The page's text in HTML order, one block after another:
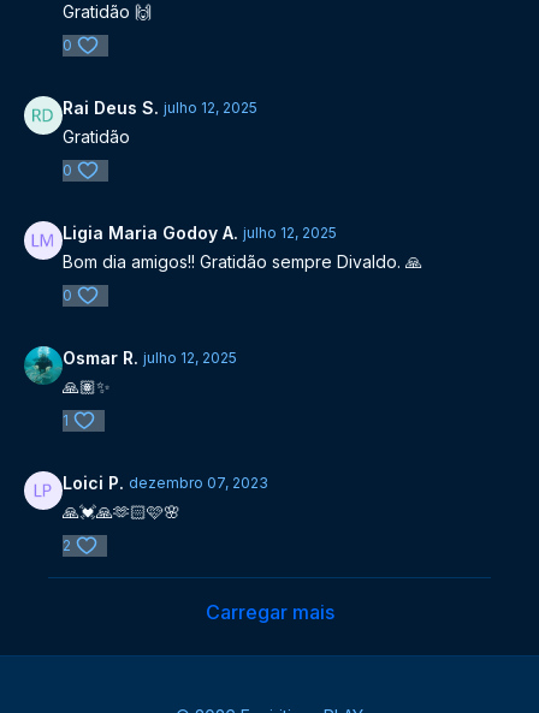
Gratidão 🙌
0
Rai Deus S. julho 12, 2025
Gratidão
0
Ligia Maria Godoy A. julho 12, 2025
Bom dia amigos!! Gratidão sempre Divaldo. 🙏
0
Osmar R. julho 12, 2025
🙏🏽✨
1
Loici P. dezembro 07, 2023
🙏💓🙏🫶🏻🩷🌸
2
Carregar mais